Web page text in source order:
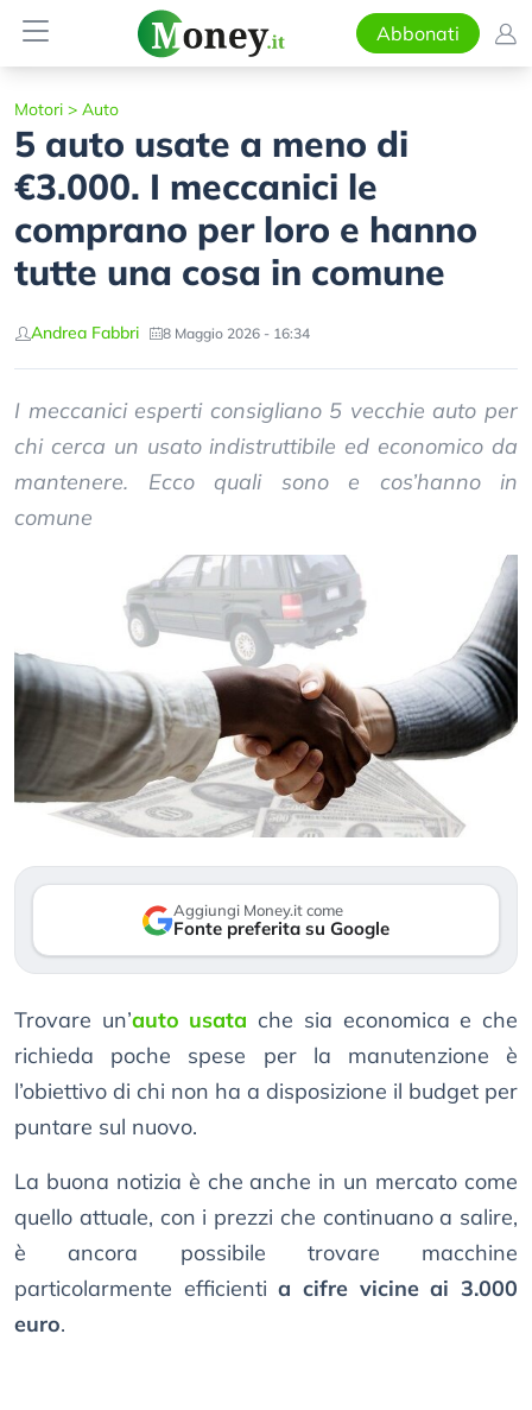
Abbonati
Motori > Auto
5 auto usate a meno di
€3.000. I meccanici le
comprano per loro e hanno
tutte una cosa in comune
Andrea Fabbri 8 Maggio 2026 - 16:34
I meccanici esperti consigliano 5 vecchie auto per
chi cerca un usato indistruttibile ed economico da
mantenere. Ecco quali sono e cos’hanno in
comune
Aggiungi Money.it come
Fonte preferita su Google
Trovare un’auto usata che sia economica e che
richieda poche spese per la manutenzione è
l’obiettivo di chi non ha a disposizione il budget per
puntare sul nuovo.
La buona notizia è che anche in un mercato come
quello attuale, con i prezzi che continuano a salire,
è ancora possibile trovare macchine
particolarmente efficientia cifre vicine ai 3.000
euro.